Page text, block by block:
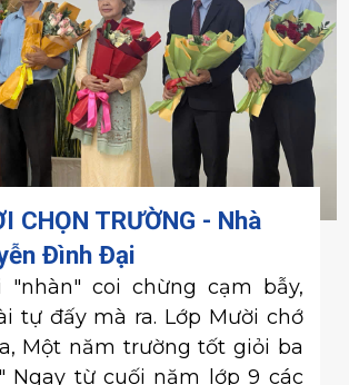
CHỌN TRƯỜNG - Nhà
Đình Đại
"nhàn" coi chừng cạm bẫy,
tự đấy mà ra. Lớp Mười chớ
Một năm trường tốt giỏi ba
Ngay từ cuối năm lớp 9 các